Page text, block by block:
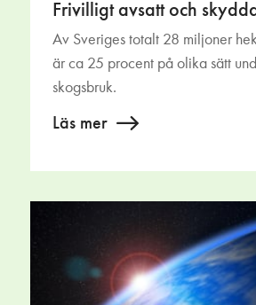
Frivilligt avsatt och
Av Sveriges totalt 28 miljoner
är ca 25 procent på olika sätt
skogsbruk.
Läs mer